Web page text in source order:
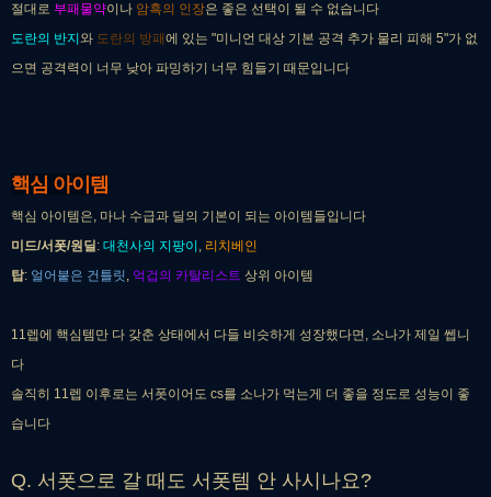
절대로 부패물약이나 암흑의 인장은 좋은 선택이 될 수 없습니다
도란의 반지 와 도란의 방패 에 있는 "미니언 대상 기본 공격 추가 물리 피해 5"가 없
으면 공격력이 너무 낮아 파밍하기 너무 힘들기 때문입니다
핵심 아이템
핵심 아이템은, 마나 수급과 딜의 기본이 되는 아이템들입니다
미드/서폿/원딜: 대천사의 지팡이 , 리치베인
탑: 얼어붙은 건틀릿 , 억겁의 카탈리스트 상위 아이템
11렙에 핵심템만 다 갖춘 상태에서 다들 비슷하게 성장했다면, 소나가 제일 쎕니
다
솔직히 11렙 이후로는 서폿이어도 cs를 소나가 먹는게 더 좋을 정도로 성능이 좋
습니다
Q. 서폿으로 갈 때도 서폿템 안 사시나요?